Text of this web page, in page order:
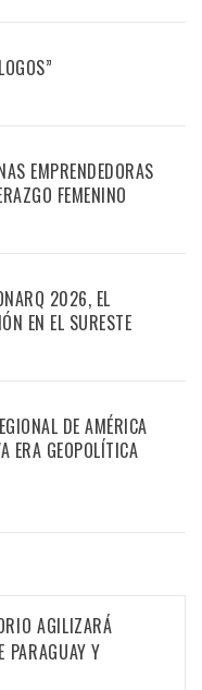
EMPRENDEDORAS
FEMENINO
2026, EL
EN EL SURESTE
DE AMÉRICA
ERA GEOPOLÍTICA
AGILIZARÁ
PARAGUAY Y